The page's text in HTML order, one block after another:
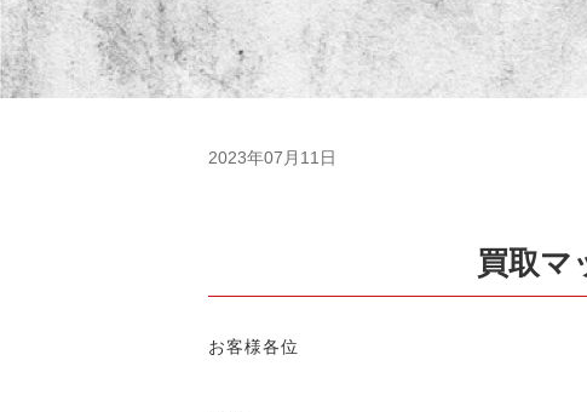
2023年07月11日
買取
お客様各位